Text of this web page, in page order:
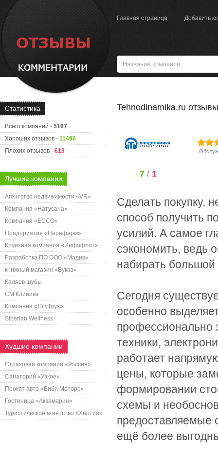
Главная страница Добавить
Статистика
Всего компаний - 5167
Хороших отзывов - 11496
Плохих отзывов - 619
Лучшие компании
Агентство недвижимости «VR»
Компания «Натусана»
Компания «ECCO»
Предприятие «Парафарм»
Круизная компания «Инфофлот»
Разработка ПО ООО «Мадив»
книжный магазин «Буква»
Каляев шубы
СМ Клиника
Компания «CityToys»
Siberian Wellness
Худшие компании
Страховая компания «Россия»
Санаторий «Узкое»
Прокат авто «Биби Моторс»
Гостиница «Аквамарин»
Туристическое агентство «Хартия»
Tehnodinamika.ru отзывы
7 / 1
Сделать покупку,
способ получить
усилий. А самое
сэкономить, ведь
набирать
Сегодня
особенно
профессионально
техники,
работает
цены, которые
формировании
схемы и
предоставляемые
ещё более